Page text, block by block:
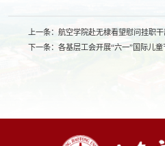
上一条： 航空学院赴无棣看望慰问挂职干
下一条： 各基层工会开展“六一”国际儿